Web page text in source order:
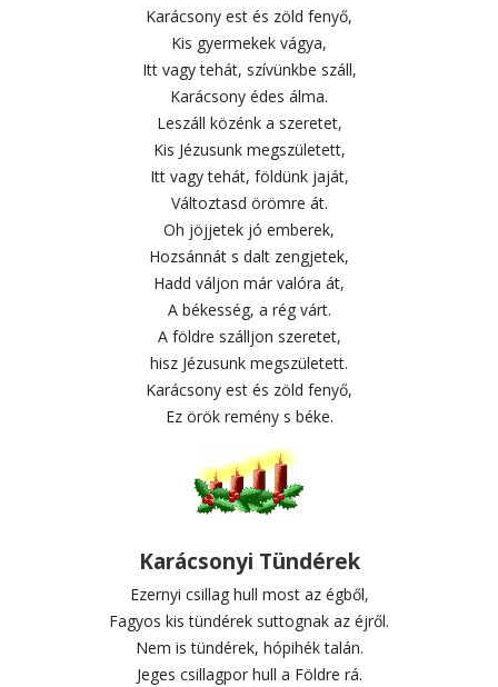
Karácsony est és zöld fenyő,
Kis gyermekek vágya,
Itt vagy tehát, szívünkbe száll,
Karácsony édes álma.
Leszáll közénk a szeretet,
Kis Jézusunk megszületett,
Itt vagy tehát, földünk jaját,
Változtasd örömre át.
Oh jöjjetek jó emberek,
Hozsánnát s dalt zengjetek,
Hadd váljon már valóra át,
A békesség, a rég várt.
A földre szálljon szeretet,
hisz Jézusunk megszületett.
Karácsony est és zöld fenyő,
Ez örök remény s béke.
Karácsonyi Tündérek
Ezernyi csillag hull most az égből,
Fagyos kis tündérek suttognak az éjről.
Nem is tündérek, hópihék talán.
Jeges csillagpor hull a Földre rá.